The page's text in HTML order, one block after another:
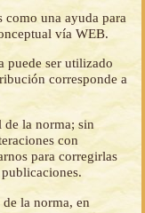
una ayuda para
vía WEB.
puede ser utilizado
corresponde a
la norma; sin
con
para corregirlas
la norma, en